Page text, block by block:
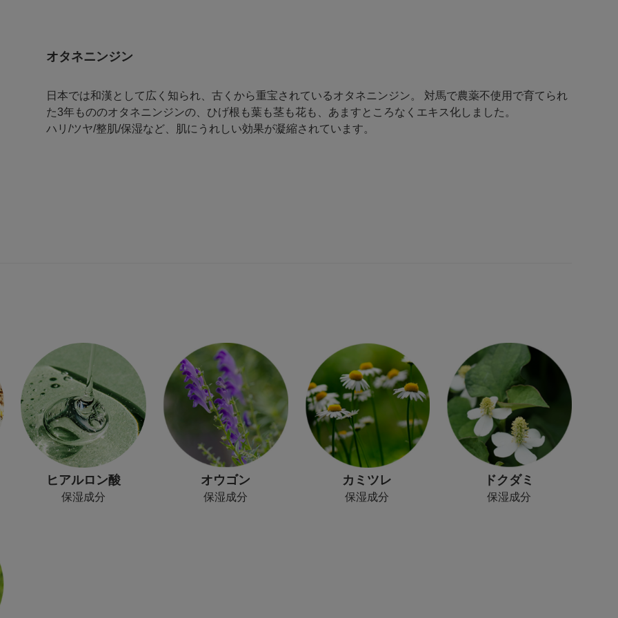
オタネニンジン
日本では和漢として広く知られ、古くから重宝されているオタネニンジン。 対馬で農薬不使用で育てられ
た3年もののオタネニンジンの、ひげ根も葉も茎も花も、あますところなくエキス化しました。
ハリ/ツヤ/整肌/保湿など、肌にうれしい効果が凝縮されています。
ヒアルロン酸
保湿成分
オウゴン
保湿成分
カミツレ
保湿成分
ドクダミ
保湿成分